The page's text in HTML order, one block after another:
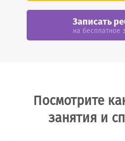
Записать
на бесплатное
Посмотрите
занятия и